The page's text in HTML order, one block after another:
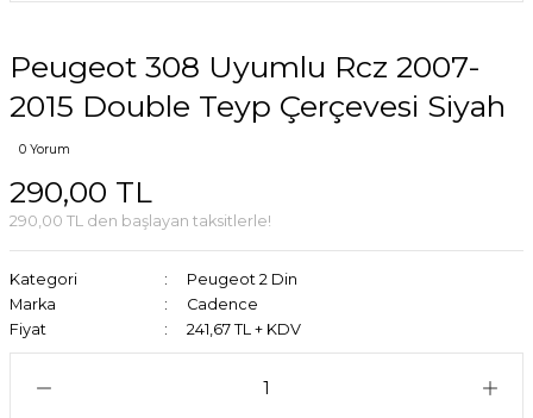
Peugeot 308 Uyumlu Rcz 2007-
2015 Double Teyp Çerçevesi Siyah
0 Yorum
290,00 TL
290,00 TL den başlayan taksitlerle!
Kategori
Peugeot 2 Din
Marka
Cadence
Fiyat
241,67 TL + KDV